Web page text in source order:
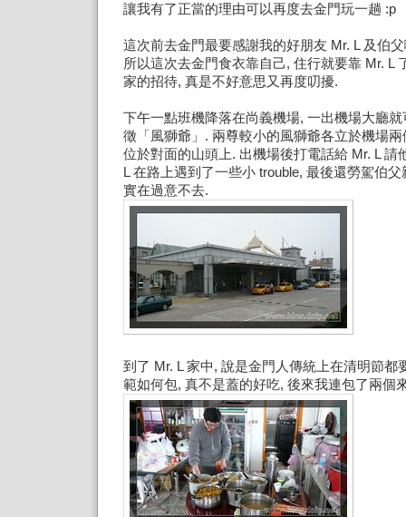
讓我有了正當的理由可以再度去金門玩一趟 :p
這次前去金門最要感謝我的好朋友 Mr. L 及伯
所以這次去金門食衣靠自己, 住行就要靠 Mr. L
家的招待, 真是不好意思又再度叨擾.
下午一點班機降落在尚義機場, 一出機場大廳
徵「風獅爺」. 兩尊較小的風獅爺各立於機場
位於對面的山頭上. 出機場後打電話給 Mr. L 請
L 在路上遇到了一些小 trouble, 最後還勞駕伯
實在過意不去.
到了 Mr. L 家中, 說是金門人傳統上在清明節都
範如何包, 真不是蓋的好吃, 後來我連包了兩個